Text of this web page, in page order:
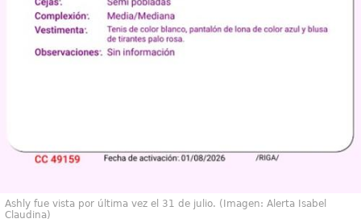
Ashly fue vista por última vez el 31 de julio. (Imagen: Alerta Isabel
Claudina)